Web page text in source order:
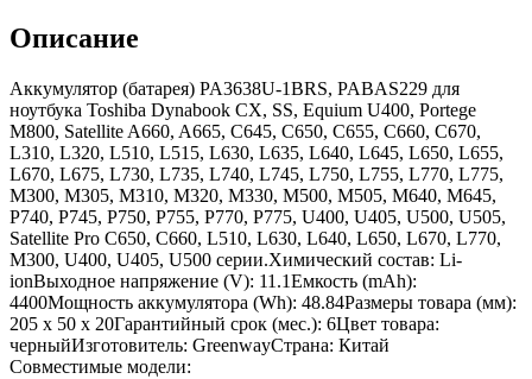
Описание
Аккумулятор (батарея) PA3638U-1BRS, PABAS229 для
ноутбука Toshiba Dynabook CX, SS, Equium U400, Portege
M800, Satellite A660, A665, C645, C650, C655, C660, C670,
L310, L320, L510, L515, L630, L635, L640, L645, L650, L655,
L670, L675, L730, L735, L740, L745, L750, L755, L770, L775,
M300, M305, M310, M320, M330, M500, M505, M640, M645,
P740, P745, P750, P755, P770, P775, U400, U405, U500, U505,
Satellite Pro C650, C660, L510, L630, L640, L650, L670, L770,
M300, U400, U405, U500 серии.Химический состав: Li-
ionВыходное напряжение (V): 11.1Емкость (mAh):
4400Мощность аккумулятора (Wh): 48.84Размеры товара (мм):
205 x 50 x 20Гарантийный срок (мес.): 6Цвет товара:
черныйИзготовитель: GreenwayСтрана: Китай
Совместимые модели: